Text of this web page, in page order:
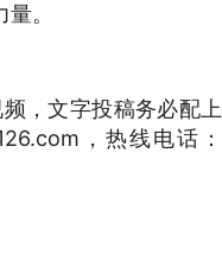
。
，文字投稿务必配上
，热线电话：